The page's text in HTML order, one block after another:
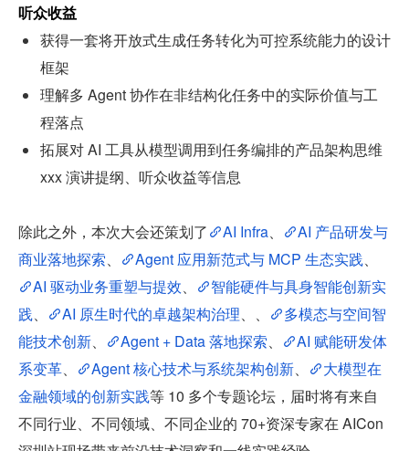
听众收益
获得一套将开放式生成任务转化为可控系统能力的设计
框架
理解多 Agent 协作在非结构化任务中的实际价值与工
程落点
拓展对 AI 工具从模型调用到任务编排的产品架构思维
xxx 演讲提纲、听众收益等信息
除此之外，本次大会还策划了 AI Infra、
AI 产品研发与
商业落地探索、 Agent 应用新范式与 MCP 生态实践、
AI 驱动业务重塑与提效、
智能硬件与具身智能创新实
践、 AI 原生时代的卓越架构治理、、
多模态与空间智
能技术创新、 Agent + Data 落地探索、
AI 赋能研发体
系变革、 Agent 核心技术与系统架构创新、
大模型在
金融领域的创新实践等 10 多个专题论坛，届时将有来自
不同行业、不同领域、不同企业的 70+资深专家在 AICon